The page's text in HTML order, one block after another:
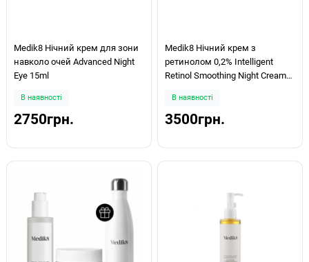
Medik8 Нічний крем для зони
навколо очей Advanced Night
Eye 15ml
В наявності
2750грн.
Medik8 Нічний крем з
ретинолом 0,2% Intelligent
Retinol Smoothing Night Cream
В наявності
3500грн.